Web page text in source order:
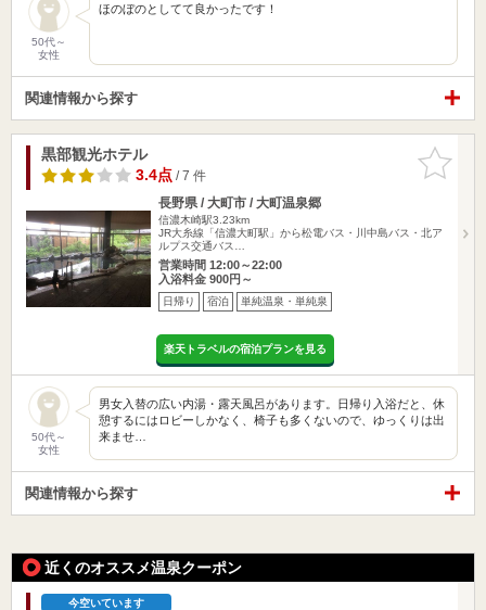
50代～
女性
ほのぼのとしてて良かったです！
関連情報から探す
お気に入
りに追加
黒部観光ホテル
3.4点/ 7 件
長野県 / 大町市 / 大町温泉郷
信濃木崎駅3.23km
JR大糸線「信濃大町駅」から松電バス・川中島バス・北ア
ルプス交通バス…
営業時間 12:00～22:00
入浴料金 900円～
日帰り 宿泊 単純温泉・単純泉
楽天トラベルの宿泊プランを見る
50代～
女性
男女入替の広い内湯・露天風呂があります。日帰り入浴だと、休
憩するにはロビーしかなく、椅子も多くないので、ゆっくりは出
来ませ…
関連情報から探す
近くのオススメ温泉クーポン
今空いています